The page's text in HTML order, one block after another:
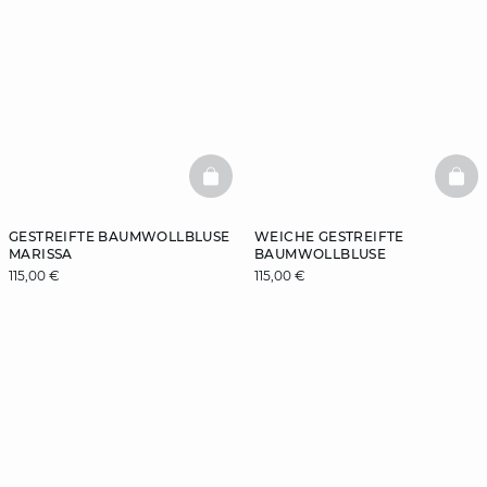
GESTREIFTE BAUMWOLLBLUSE
MARISSA
115,00 €
BASKETFULL
WEICHE GESTREIFTE
BAUMWOLLBLUSE
115,00 €